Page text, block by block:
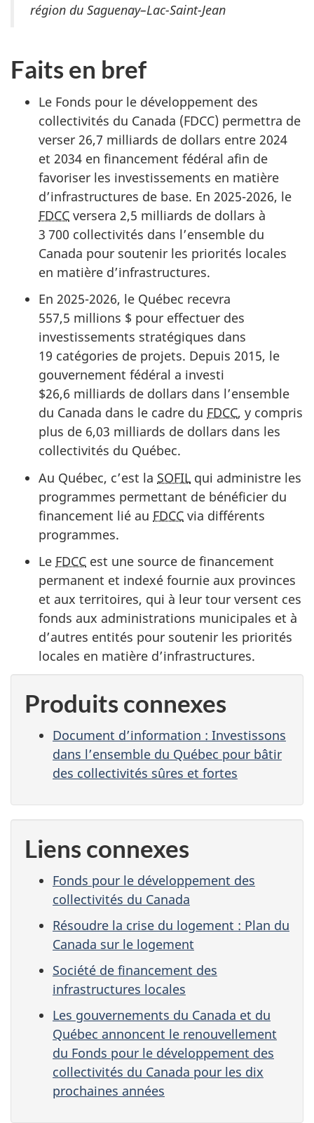
région du Saguenay–Lac-Saint-Jean
Faits en bref
Le Fonds pour le développement des
collectivités du Canada (FDCC) permettra de
verser 26,7 milliards de dollars entre 2024
et 2034 en financement fédéral afin de
favoriser les investissements en matière
d’infrastructures de base. En 2025-2026, le
FDCC versera 2,5 milliards de dollars à
3 700 collectivités dans l’ensemble du
Canada pour soutenir les priorités locales
en matière d’infrastructures.
En 2025-2026, le Québec recevra
557,5 millions $ pour effectuer des
investissements stratégiques dans
19 catégories de projets. Depuis 2015, le
gouvernement fédéral a investi
$26,6 milliards de dollars dans l’ensemble
du Canada dans le cadre du FDCC, y compris
plus de 6,03 milliards de dollars dans les
collectivités du Québec.
Au Québec, c’est la SOFIL qui administre les
programmes permettant de bénéficier du
financement lié au FDCC via différents
programmes.
Le FDCC est une source de financement
permanent et indexé fournie aux provinces
et aux territoires, qui à leur tour versent ces
fonds aux administrations municipales et à
d’autres entités pour soutenir les priorités
locales en matière d’infrastructures.
Produits connexes
Document d’information : Investissons
dans l’ensemble du Québec pour bâtir
des collectivités sûres et fortes
Liens connexes
Fonds pour le développement des
collectivités du Canada
Résoudre la crise du logement : Plan du
Canada sur le logement
Société de financement des
infrastructures locales
Les gouvernements du Canada et du
Québec annoncent le renouvellement
du Fonds pour le développement des
collectivités du Canada pour les dix
prochaines années